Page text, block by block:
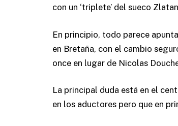
con un ‘triplete’ del sueco
En principio, todo parece
en Bretaña, con el cambio
once en lugar de Nicolas
La principal duda está en el
en los aductores pero que en